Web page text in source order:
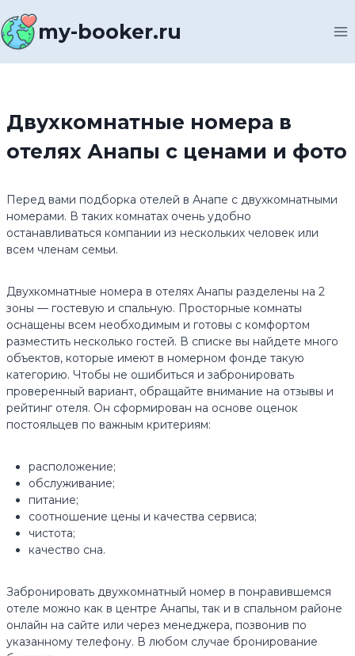
к
содержимомуmy-booker.ru
Двухкомнатные номера в
отелях Анапы с ценами и фото
Перед вами подборка отелей в Анапе с двухкомнатными
номерами. В таких комнатах очень удобно
останавливаться компании из нескольких человек или
всем членам семьи.
Двухкомнатные номера в отелях Анапы разделены на 2
зоны — гостевую и спальную. Просторные комнаты
оснащены всем необходимым и готовы с комфортом
разместить несколько гостей. В списке вы найдете много
объектов, которые имеют в номерном фонде такую
категорию. Чтобы не ошибиться и забронировать
проверенный вариант, обращайте внимание на отзывы и
рейтинг отеля. Он сформирован на основе оценок
постояльцев по важным критериям:
расположение;
обслуживание;
питание;
соотношение цены и качества сервиса;
чистота;
качество сна.
Забронировать двухкомнатный номер в понравившемся
отеле можно как в центре Анапы, так и в спальном районе
онлайн на сайте или через менеджера, позвонив по
указанному телефону. В любом случае бронирование